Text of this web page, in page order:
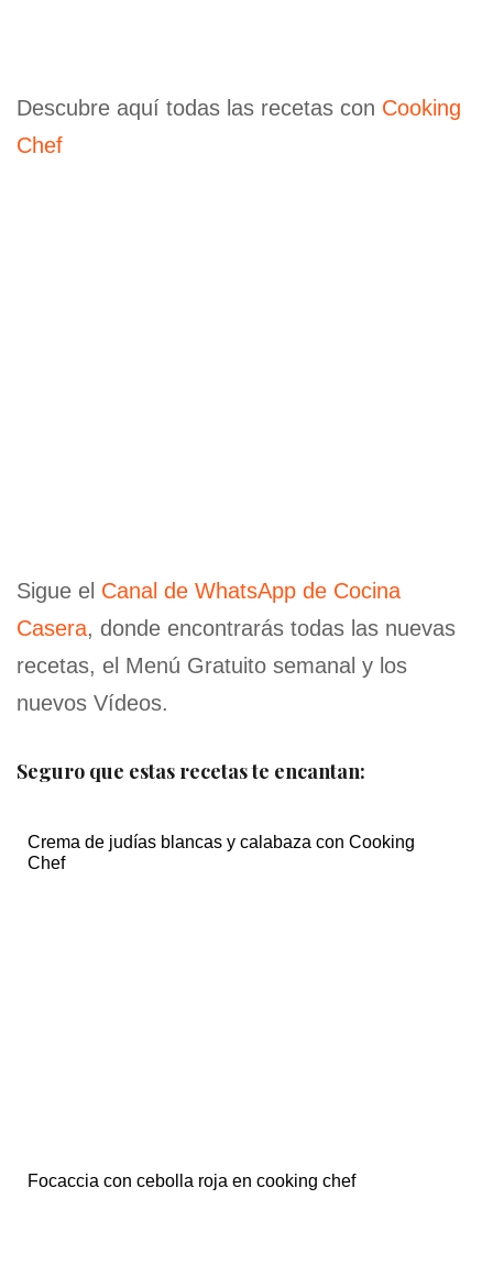
Descubre aquí todas las recetas con Cooking
Chef
Sigue el Canal de WhatsApp de Cocina
Casera, donde encontrarás todas las nuevas
recetas, el Menú Gratuito semanal y los
nuevos Vídeos.
Seguro que estas recetas te encantan:
Crema de judías blancas y calabaza con Cooking
Chef
Focaccia con cebolla roja en cooking chef